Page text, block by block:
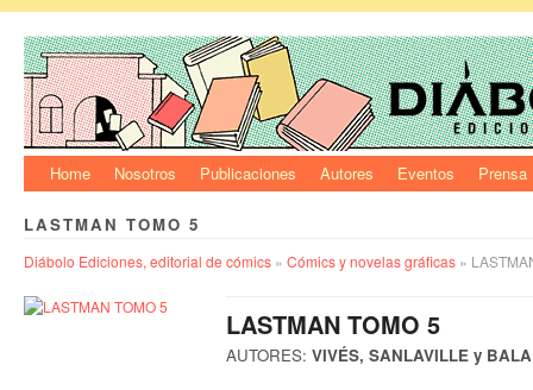
Home Nosotros Publicaciones Autores Eventos Prensa
LASTMAN TOMO 5
Diábolo Ediciones, editorial de cómics » Cómics y novelas gráficas »
LASTMAN TOMO 5
AUTORES: VIVÉS, SANLAVILLE y